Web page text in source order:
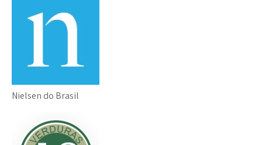
Nielsen do Brasil